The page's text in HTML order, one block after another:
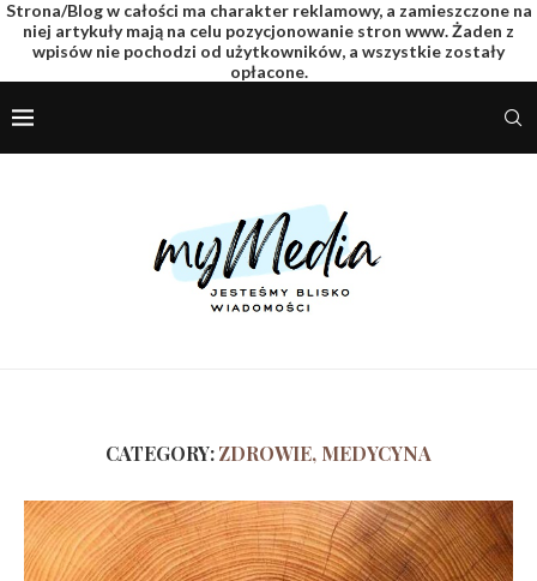
Strona/Blog w całości ma charakter reklamowy, a zamieszczone na
niej artykuły mają na celu pozycjonowanie stron www. Żaden z
wpisów nie pochodzi od użytkowników, a wszystkie zostały
opłacone.
CATEGORY:ZDROWIE, MEDYCYNA